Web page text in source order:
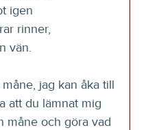
igen
rinner,
vän.
jag kan åka till
att du lämnat mig
måne och göra vad